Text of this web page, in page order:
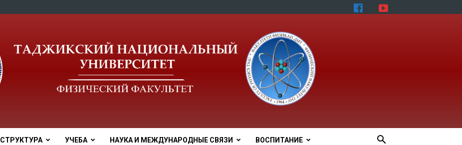
СТРУКТУРА УЧЕБА НАУКА И МЕЖДУНАРОДНЫЕ СВЯЗИ ВОСПИТАНИЕ